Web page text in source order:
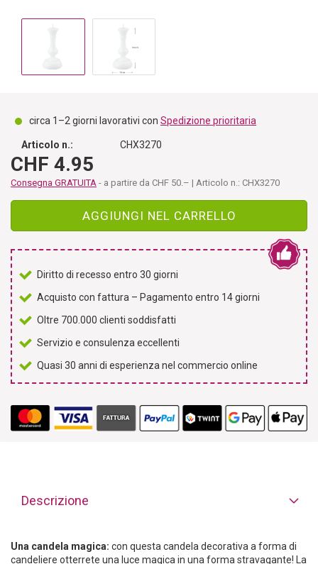
circa 1–2 giorni lavorativi con Spedizione prioritaria
Articolo n.: CHX3270
CHF 4.95
Consegna GRATUITA - a partire da CHF 50.– | Articolo n.: CHX3270
AGGIUNGI NEL CARRELLO
Diritto di recesso entro 30 giorni
Acquisto con fattura – Pagamento entro 14 giorni
Oltre 700.000 clienti soddisfatti
Servizio e consulenza eccellenti
Quasi 30 anni di esperienza nel commercio online
Descrizione
Una candela magica: con questa candela decorativa a forma di
candeliere otterrete una luce magica in una forma stravagante! La